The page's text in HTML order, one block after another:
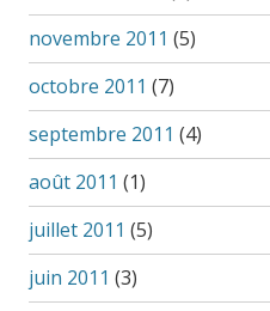
novembre 2011 (5)
octobre 2011 (7)
septembre 2011 (4)
août 2011 (1)
juillet 2011 (5)
juin 2011 (3)